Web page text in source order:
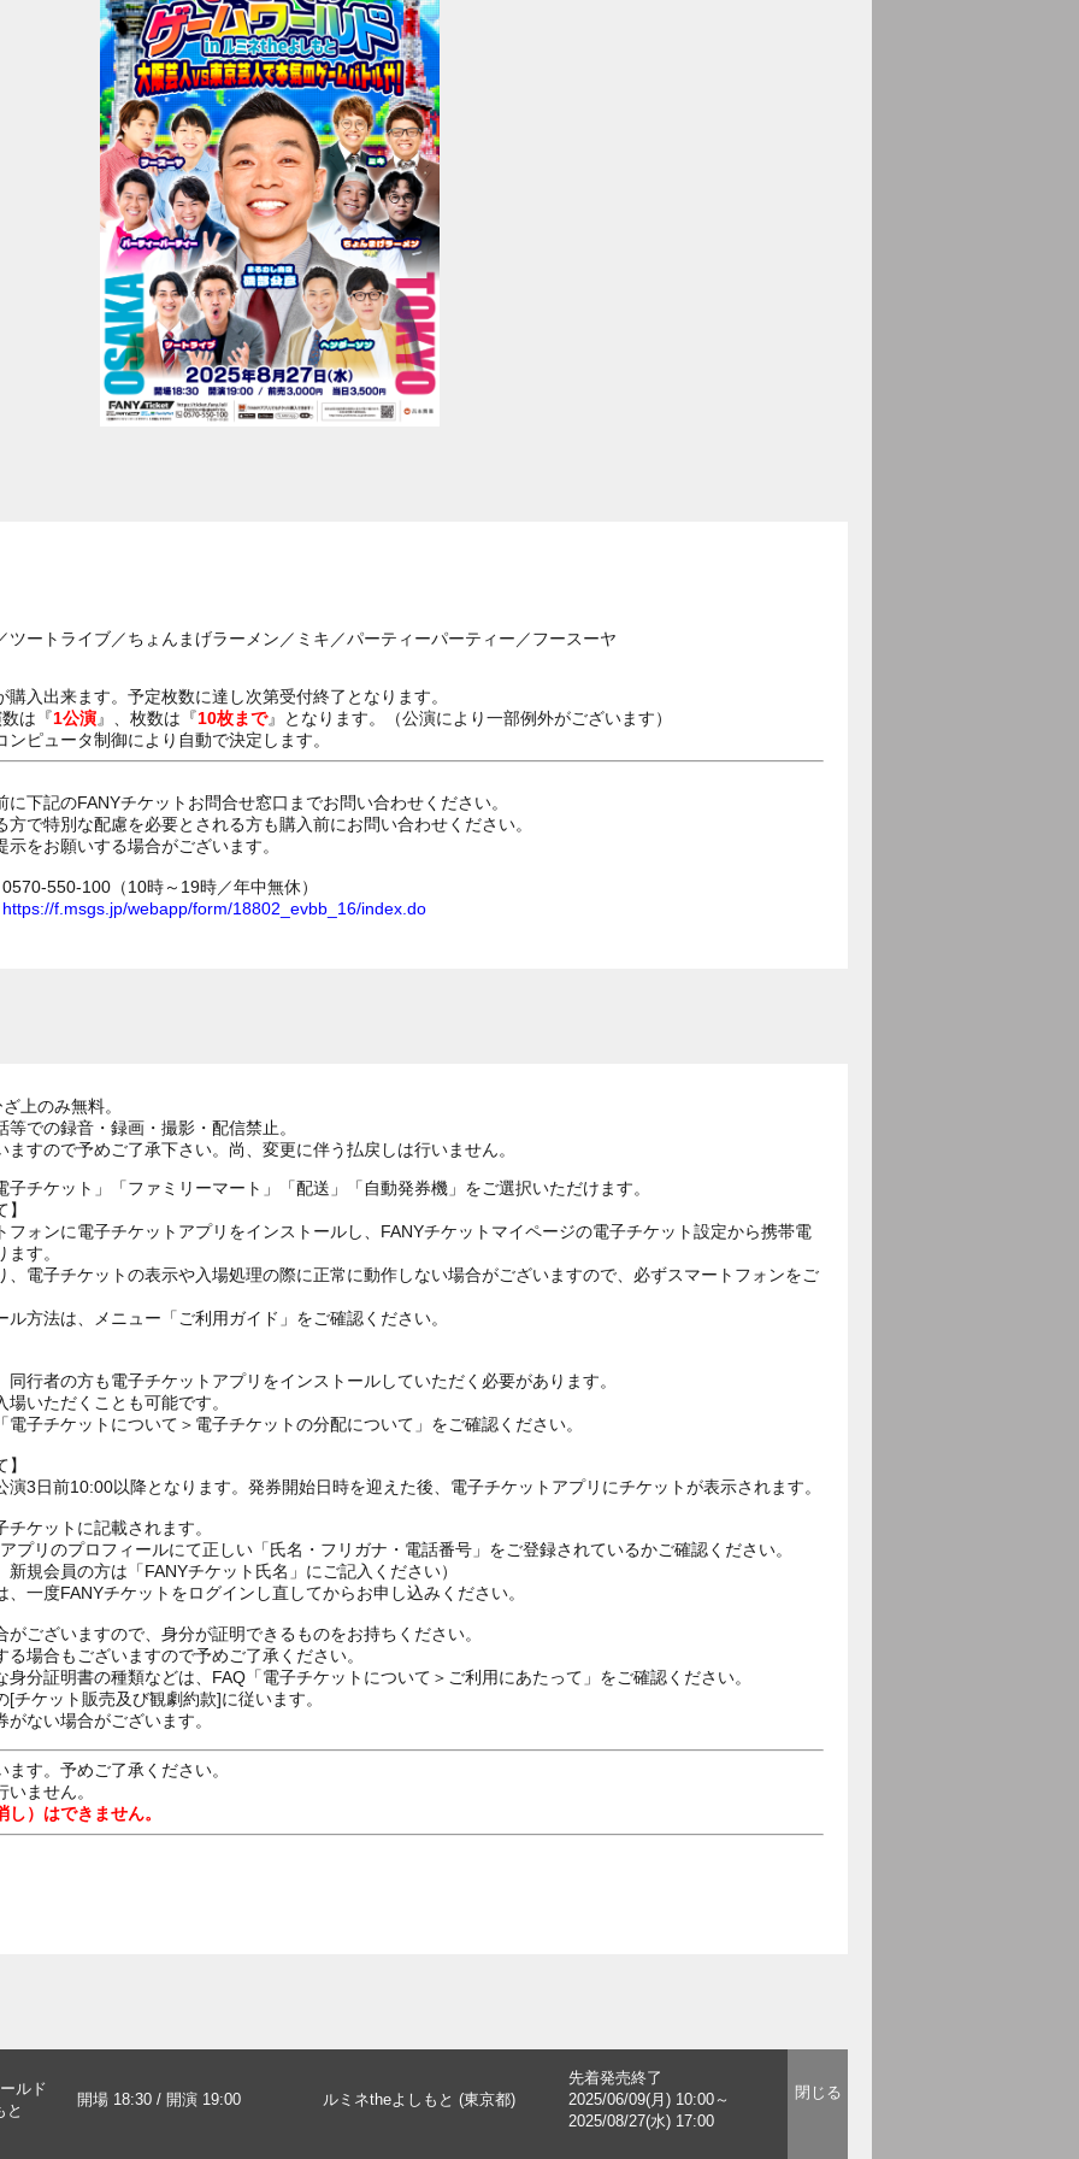
ートライブ／ちょんまげラーメン／ミキ／パーティーパーティー／フースーヤ
入出来ます。予定枚数に達し次第受付終了となります。
は『1公演』、枚数は『10枚まで』となります。（公演により一部例外がございます）
ピュータ制御により自動で決定します。
下記のFANYチケットお問合せ窓口までお問い合わせください。
で特別な配慮を必要とされる方も購入前にお問い合わせください。
をお願いする場合がございます。
550-100（10時～19時／年中無休）
https://f.msgs.jp/webapp/form/18802_evbb_16/index.do
上のみ無料。
での録音・録画・撮影・配信禁止。
すので予めご了承下さい。尚、変更に伴う払戻しは行いません。
チケット」「ファミリーマート」「配送」「自動発券機」をご選択いただけます。
ォンに電子チケットアプリをインストールし、FANYチケットマイページの電子チケット設定から携帯電
す。
、電子チケットの表示や入場処理の際に正常に動作しない場合がございますので、必ずスマートフォンをご
方法は、メニュー「ご利用ガイド」をご確認ください。
行者の方も電子チケットアプリをインストールしていただく必要があります。
いただくことも可能です。
子チケットについて＞電子チケットの分配について」をご確認ください。
3日前10:00以降となります。発券開始日時を迎えた後、電子チケットアプリにチケットが表示されます。
ケットに記載されます。
プリのプロフィールにて正しい「氏名・フリガナ・電話番号」をご登録されているかご確認ください。
規会員の方は「FANYチケット氏名」にご記入ください）
、一度FANYチケットをログインし直してからお申し込みください。
ございますので、身分が証明できるものをお持ちください。
場合もございますので予めご了承ください。
分証明書の種類などは、FAQ「電子チケットについて＞ご利用にあたって」をご確認ください。
ケット販売及び観劇約款]に従います。
ない場合がございます。
す。予めご了承ください。
ません。
）はできません。
ルド
と
開場 18:30 / 開演 19:00 ルミネtheよしもと (東京都)
先着発売終了
2025/06/09(月) 10:00～
2025/08/27(水) 17:00